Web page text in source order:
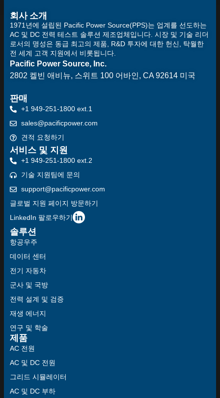
회사 소개
1971년에 설립된 Pacific Power Source(PPS)는 업계를 선도하는
AC 및 DC 전력 테스트 솔루션 제조업체입니다. 시장 및 기술 리더
로서의 명성은 동급 최고의 제품, R&D 투자에 대한 헌신, 탁월한
전 세계 고객 지원에서 비롯됩니다.
Pacific Power Source, Inc.
2802 켈빈 애비뉴, 스위트 100 어바인, CA 92614 미국
솔루션
항공우주
데이터 센터
전기 자동차
군사 및 국방
전력 설계 및 검증
재생 에너지
연구 및 학술
제품
AC 전원
AC 및 DC 전원
그리드 시뮬레이터
AC 및 DC 부하
판매
+1 949-251-1800 ext.1
sales@pacificpower.com
견적 요청하기
서비스 및 지원
+1 949-251-1800 ext.2
기술 지원팀에 문의
support@pacificpower.com
글로벌 지원 페이지 방문하기
LinkedIn 팔로우하기